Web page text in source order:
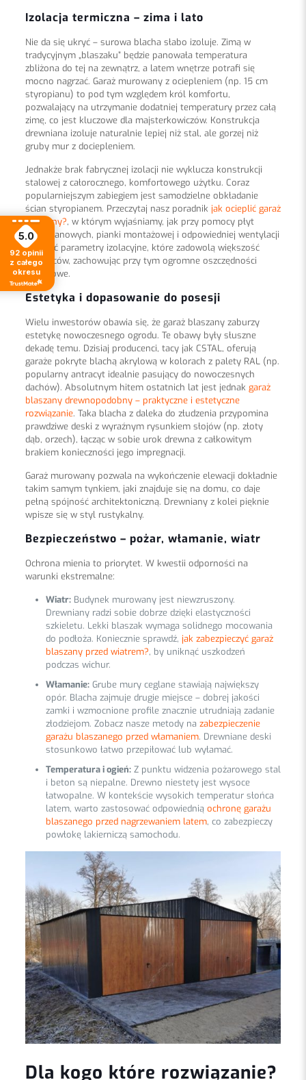
Izolacja termiczna – zima i lato
Nie da się ukryć – surowa blacha słabo izoluje. Zimą w
tradycyjnym „blaszaku” będzie panowała temperatura
zbliżona do tej na zewnątrz, a latem wnętrze potrafi się
mocno nagrzać. Garaż murowany z ociepleniem (np. 15 cm
styropianu) to pod tym względem król komfortu,
pozwalający na utrzymanie dodatniej temperatury przez całą
zimę, co jest kluczowe dla majsterkowiczów. Konstrukcja
drewniana izoluje naturalnie lepiej niż stal, ale gorzej niż
gruby mur z dociepleniem.
Jednakże brak fabrycznej izolacji nie wyklucza konstrukcji
stalowej z całorocznego, komfortowego użytku. Coraz
popularniejszym zabiegiem jest samodzielne obkładanie
ścian styropianem. Przeczytaj nasz poradnik jak ocieplić garaż
blaszany?, w którym wyjaśniamy, jak przy pomocy płyt
styropianowych, pianki montażowej i odpowiedniej wentylacji
uzyskać parametry izolacyjne, które zadowolą większość
kierowców, zachowując przy tym ogromne oszczędności
finansowe.
Estetyka i dopasowanie do posesji
Wielu inwestorów obawia się, że garaż blaszany zaburzy
estetykę nowoczesnego ogrodu. Te obawy były słuszne
dekadę temu. Dzisiaj producenci, tacy jak CSTAL, oferują
garaże pokryte blachą akrylową w kolorach z palety RAL (np.
popularny antracyt idealnie pasujący do nowoczesnych
dachów). Absolutnym hitem ostatnich lat jest jednak garaż
blaszany drewnopodobny – praktyczne i estetyczne
rozwiązanie. Taka blacha z daleka do złudzenia przypomina
prawdziwe deski z wyraźnym rysunkiem słojów (np. złoty
dąb, orzech), łącząc w sobie urok drewna z całkowitym
brakiem konieczności jego impregnacji.
Garaż murowany pozwala na wykończenie elewacji dokładnie
takim samym tynkiem, jaki znajduje się na domu, co daje
pełną spójność architektoniczną. Drewniany z kolei pięknie
wpisze się w styl rustykalny.
Bezpieczeństwo – pożar, włamanie, wiatr
Ochrona mienia to priorytet. W kwestii odporności na
warunki ekstremalne:
Wiatr:Budynek murowany jest niewzruszony.
Drewniany radzi sobie dobrze dzięki elastyczności
szkieletu. Lekki blaszak wymaga solidnego mocowania
do podłoża. Koniecznie sprawdź, jak zabezpieczyć garaż
blaszany przed wiatrem?, by uniknąć uszkodzeń
podczas wichur.
Włamanie:Grube mury ceglane stawiają największy
opór. Blacha zajmuje drugie miejsce – dobrej jakości
zamki i wzmocnione profile znacznie utrudniają zadanie
złodziejom. Zobacz nasze metody na zabezpieczenie
garażu blaszanego przed włamaniem. Drewniane deski
stosunkowo łatwo przepiłować lub wyłamać.
Temperatura i ogień:Z punktu widzenia pożarowego stal
i beton są niepalne. Drewno niestety jest wysoce
łatwopalne. W kontekście wysokich temperatur słońca
latem, warto zastosować odpowiednią ochronę garażu
blaszanego przed nagrzewaniem latem, co zabezpieczy
powłokę lakierniczą samochodu.
Dla kogo które rozwiązanie?
5.0
92 opinii
z całego
okresu